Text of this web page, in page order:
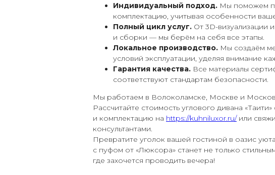
Индивидуальный подход. Мы поможем
комплектацию, учитывая особенности
Полный цикл услуг. От 3D-визуализации
и сборки — мы берём на себя все этапы.
Локальное производство. Мы создаём
условий эксплуатации, уделяя внимание
Гарантия качества. Все материалы
соответствуют стандартам безопасности.
Мы работаем в Волоколамске, Москве и
Рассчитайте стоимость углового дивана
и комплектацию на https://kuhniluxor.ru/или
консультантами.
Превратите уголок вашей гостиной в оазис
с пуфом от «Люксора» станет не только
где захочется проводить вечера!